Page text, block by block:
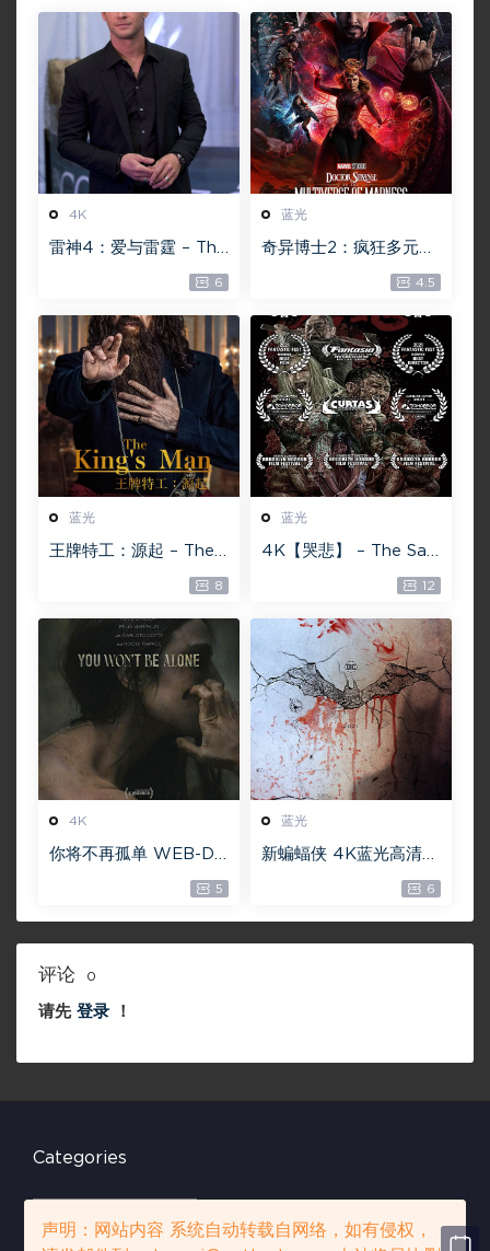
4K
雷神4：爱与雷霆 – Tho
r: Love and Thunder
20.4GB [115网盘下载]
6
蓝光
奇异博士2：疯狂多元宇
宙【4k】【115网盘】 –
Doctor Strange in th
e Multiverse of Madn
ess 60GB
4.5
蓝光
王牌特工：源起 – The
IOS原盘 46.3G】 115网
8
蓝光
4K【哭悲】 – The Sad
G】 仅供115网盘下载
12
4K
你将不再孤单 WEB-DL
版下载 2022 You Wo
n’t Be Alone 19.1G [21
60P][4K]
5
蓝光
新蝙蝠侠 4K蓝光高清M
KV版/蝙蝠侠(港/台) /
重启版蝙蝠侠 2022 Th
e Batman
6
评论 0
请先 登录 ！
Categories
声明：网站内容 系统自动转载自网络，如有侵权，